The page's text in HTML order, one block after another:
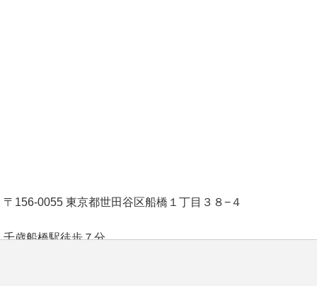
〒156-0055 東京都世田谷区船橋１丁目３８−４
千歳船橋駅徒歩７分